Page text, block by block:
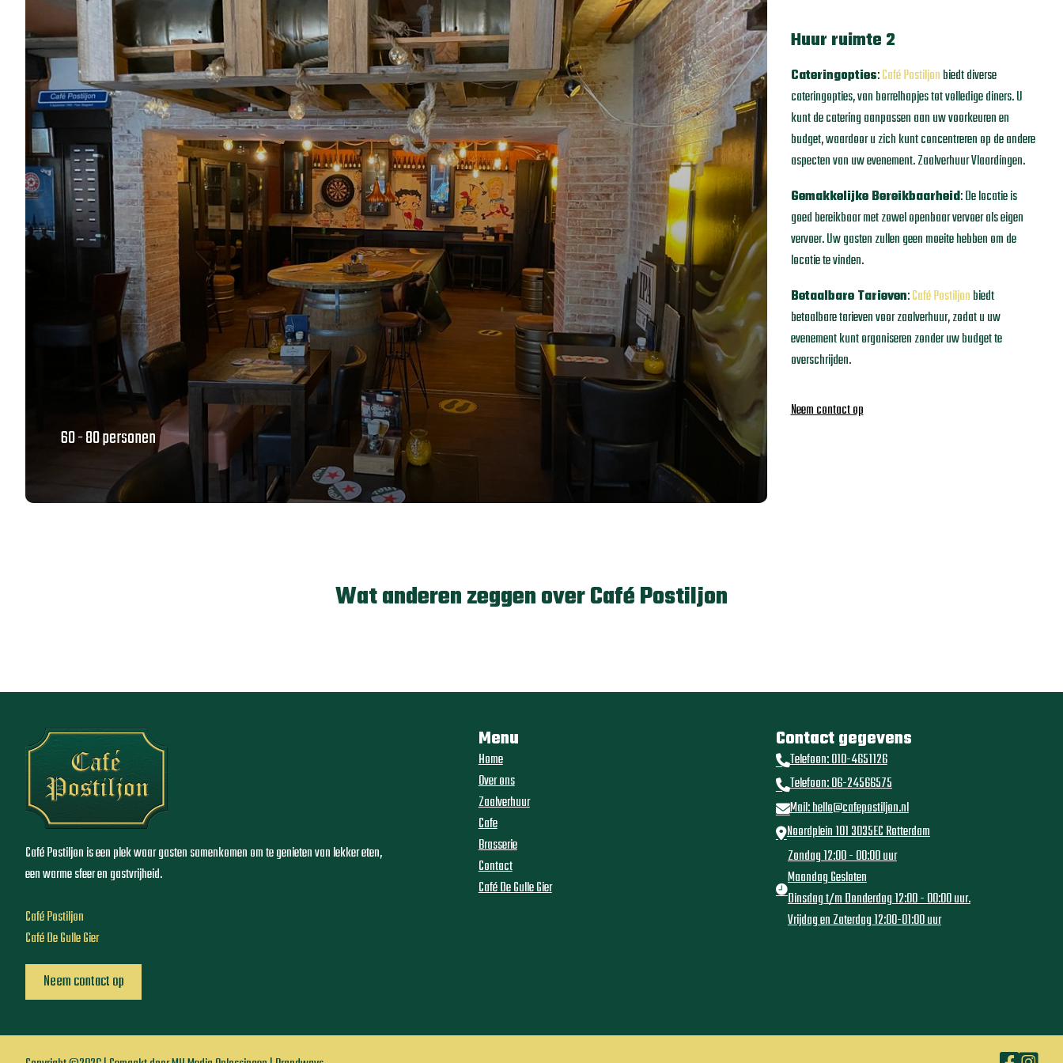
60 - 80 personen
Huur ruimte 2
Cateringopties:Café Postiljonbiedt diverse
cateringopties, van borrelhapjes tot volledige diners. U
kunt de catering aanpassen aan uw voorkeuren en
budget, waardoor u zich kunt concentreren op de andere
aspecten van uw evenement. Zaalverhuur Vlaardingen.
Gemakkelijke Bereikbaarheid: De locatie is
goed bereikbaar met zowel openbaar vervoer als eigen
vervoer. Uw gasten zullen geen moeite hebben om de
locatie te vinden.
Betaalbare Tarieven:Café Postiljonbiedt
betaalbare tarieven voor zaalverhuur, zodat u uw
evenement kunt organiseren zonder uw budget te
overschrijden.
Neem contact op
Wat anderen zeggen over Café Postiljon
Café Postiljon is een plek waar gasten samenkomen om te genieten van lekker eten,
een warme sfeer en gastvrijheid.
Café Postiljon
Café De Gulle Gier
Neem contact op
Menu
Home
Over ons
Zaalverhuur
Cafe
Brasserie
Contact
Café De Gulle Gier
Contact gegevens
Telefoon: 010-4651126
Telefoon: 06-24566575
Mail: hello@cafepostiljon.nl
Noordplein 101 3035EC Rotterdam
Zondag 12:00 - 00:00 uur
Maandag Gesloten
Dinsdag t/m Donderdag 12:00 - 00:00 uur.
Vrijdag en Zaterdag 12:00-01:00 uur